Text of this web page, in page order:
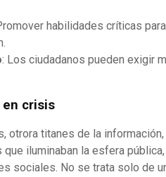
habilidades críticas
: Los ciudadanos pueden exigir
en crisis
otrora titanes de la
iluminaban la esfera
sociales. No se trata solo de